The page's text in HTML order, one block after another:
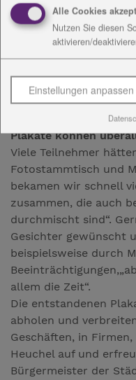
großen
haben es immer
immer hingekriegt“.
konstruktives
konstruktiv streiten“,
Welt, in der alle die
sich schrecklich vor.
Plakate können
Viele Teilnehmer
Fotostammtisch und
bekamen wir schnell
zusammen, die auch
durchmischt sind“.
Gesichter gewünscht
beispielsweise durch
allem die Zeit“.
Die entstandenen
abholen und
Geschäften, in
Heuchel auf und
Bürgermeister der
Alle Cookies
Nutzen Sie diesen
aktivieren/
Einstellungen anpassen